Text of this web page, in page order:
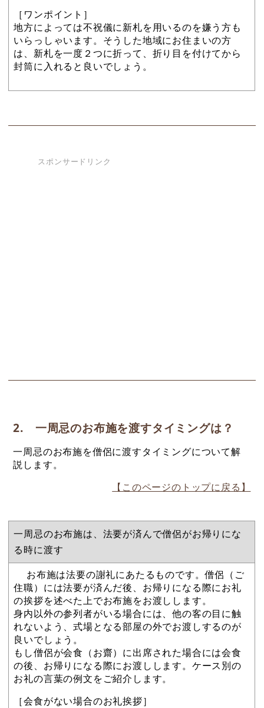
［ワンポイント］
地方によっては不祝儀に新札を用いるのを嫌う方も
いらっしゃいます。そうした地域にお住まいの方
は、新札を一度２つに折って、折り目を付けてから
封筒に入れると良いでしょう。
スポンサードリンク
2. 一周忌のお布施を渡すタイミングは？
一周忌のお布施を僧侶に渡すタイミングについて解
説します。
【このページのトップに戻る】
一周忌のお布施は、法要が済んで僧侶がお帰りにな
る時に渡す
お布施は法要の謝礼にあたるものです。僧侶（ご
住職）には法要が済んだ後、お帰りになる際にお礼
の挨拶を述べた上でお布施をお渡しします。
身内以外の参列者がいる場合には、他の客の目に触
れないよう、式場となる部屋の外でお渡しするのが
良いでしょう。
もし僧侶が会食（お齋）に出席された場合には会食
の後、お帰りになる際にお渡しします。ケース別の
お礼の言葉の例文をご紹介します。
［会食がない場合のお礼挨拶］